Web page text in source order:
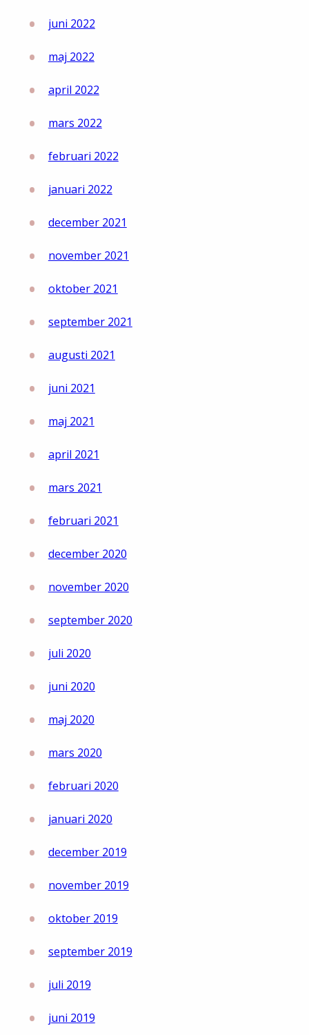
juni 2022
maj 2022
april 2022
mars 2022
februari 2022
januari 2022
december 2021
november 2021
oktober 2021
september 2021
augusti 2021
juni 2021
maj 2021
april 2021
mars 2021
februari 2021
december 2020
november 2020
september 2020
juli 2020
juni 2020
maj 2020
mars 2020
februari 2020
januari 2020
december 2019
november 2019
oktober 2019
september 2019
juli 2019
juni 2019